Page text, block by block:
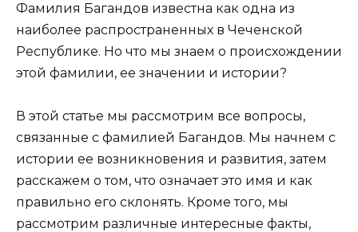
Фамилия Багандов известна как одна из
наиболее распространенных в Чеченской
Республике. Но что мы знаем о происхождении
этой фамилии, ее значении и истории?
В этой статье мы рассмотрим все вопросы,
связанные с фамилией Багандов. Мы начнем с
истории ее возникновения и развития, затем
расскажем о том, что означает это имя и как
правильно его склонять. Кроме того, мы
рассмотрим различные интересные факты,